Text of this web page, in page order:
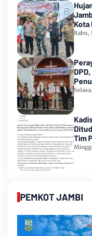
Hujan Turun
Kota Meninjau Tempat Pemungutan
Rabu,
Tim
PEMKOT JAMBI